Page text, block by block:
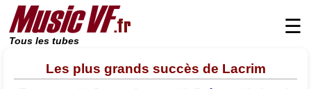
Tous les tubes
☰
Les plus grands succès de Lacrim